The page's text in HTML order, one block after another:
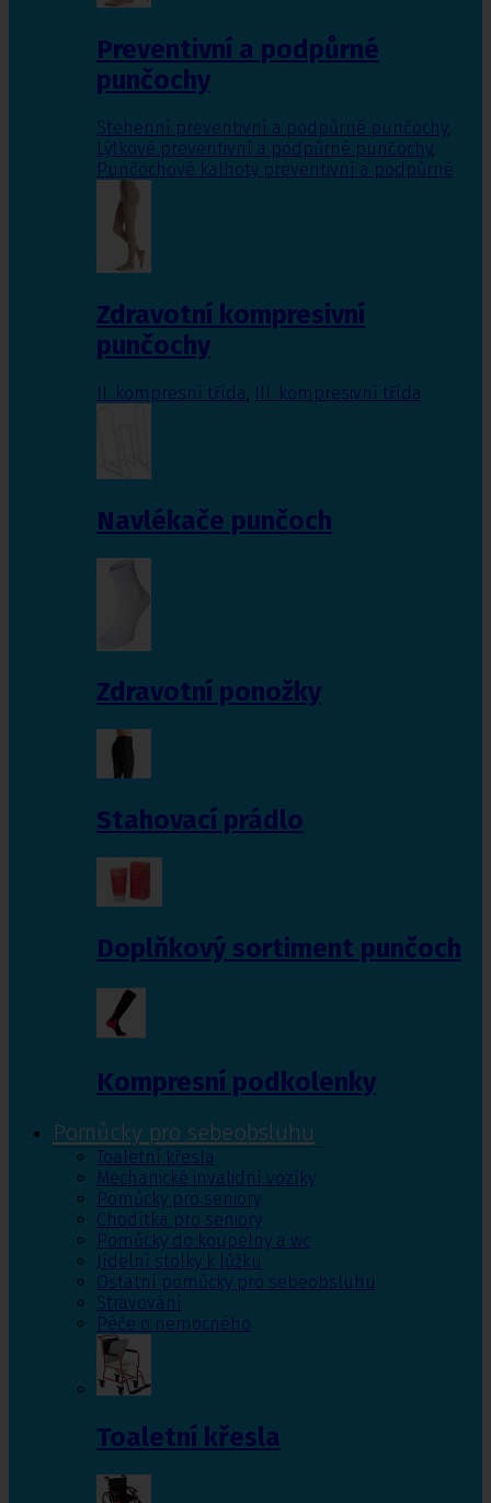
Preventivní a podpůrné
punčochy
Stehenní preventivní a podpůrné punčochy,
Lýtkové preventivní a podpůrné punčochy,
Punčochové kalhoty preventivní a podpůrné
Zdravotní kompresivní
punčochy
II. kompresní třída III. kompresivní třída
Navlékače punčoch
Zdravotní ponožky
Stahovací prádlo
Doplňkový sortiment punčoch
Kompresní podkolenky
Pomůcky pro sebeobsluhu
Toaletní křesla
Mechanické invalidní vozíky
Pomůcky pro seniory
Chodítka pro seniory
Pomůcky do koupelny a wc
Jídelní stolky k lůžku
Ostatní pomůcky pro sebeobsluhu
Stravování
Péče o nemocného
Toaletní křesla